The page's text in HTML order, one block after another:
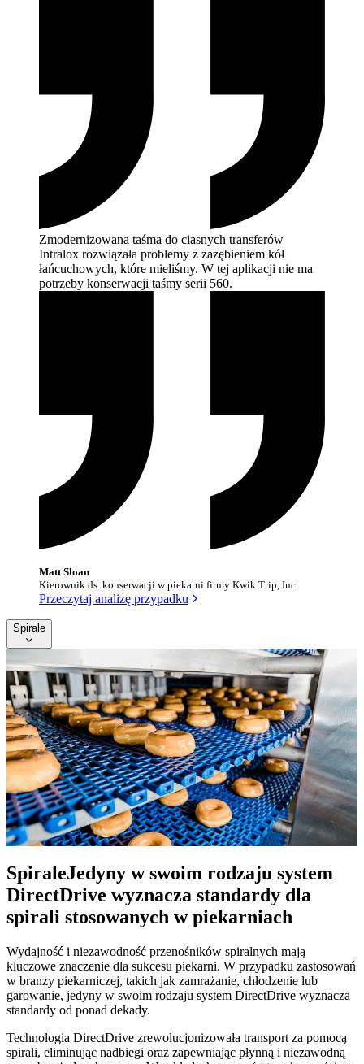
Zmodernizowana taśma do ciasnych transferów
Intralox rozwiązała problemy z zazębieniem kół
łańcuchowych, które mieliśmy. W tej aplikacji nie ma
potrzeby konserwacji taśmy serii 560.
Matt Sloan
Kierownik ds. konserwacji w piekarni firmy Kwik Trip, Inc.
Przeczytaj analizę przypadku
Spirale
SpiraleJedyny w swoim rodzaju system
DirectDrive wyznacza standardy dla
spirali stosowanych w piekarniach
Wydajność i niezawodność przenośników spiralnych mają
kluczowe znaczenie dla sukcesu piekarni. W przypadku zastosowań
w branży piekarniczej, takich jak zamrażanie, chłodzenie lub
garowanie, jedyny w swoim rodzaju system DirectDrive wyznacza
standardy od ponad dekady.
Technologia DirectDrive zrewolucjonizowała transport za pomocą
spirali, eliminując nadbiegi oraz zapewniając płynną i niezawodną